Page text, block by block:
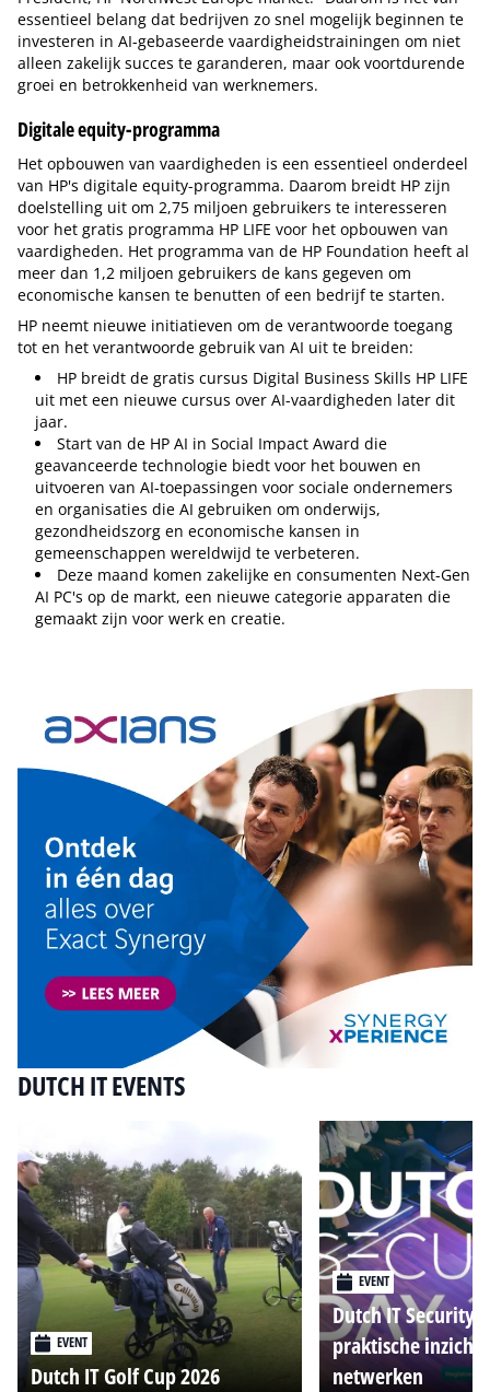
essentieel belang dat bedrijven zo snel mogelijk beginnen te
investeren in AI-gebaseerde vaardigheidstrainingen om niet
alleen zakelijk succes te garanderen, maar ook voortdurende
groei en betrokkenheid van werknemers.
Digitale equity-programma
Het opbouwen van vaardigheden is een essentieel onderdeel
van HP's digitale equity-programma. Daarom breidt HP zijn
doelstelling uit om 2,75 miljoen gebruikers te interesseren
voor het gratis programma HP LIFE voor het opbouwen van
vaardigheden. Het programma van de HP Foundation heeft al
meer dan 1,2 miljoen gebruikers de kans gegeven om
economische kansen te benutten of een bedrijf te starten.
HP neemt nieuwe initiatieven om de verantwoorde toegang
tot en het verantwoorde gebruik van AI uit te breiden:
HP breidt de gratis cursus Digital Business Skills HP LIFE
uit met een nieuwe cursus over AI-vaardigheden later dit
jaar.
Start van de HP AI in Social Impact Award die
geavanceerde technologie biedt voor het bouwen en
uitvoeren van AI-toepassingen voor sociale ondernemers
en organisaties die AI gebruiken om onderwijs,
gezondheidszorg en economische kansen in
gemeenschappen wereldwijd te verbeteren.
Deze maand komen zakelijke en consumenten Next-Gen
AI PC's op de markt, een nieuwe categorie apparaten die
gemaakt zijn voor werk en creatie.
DUTCH IT EVENTS
EVENT
Dutch IT Golf Cup 2026
EVENT
Dutch IT Security
praktische
netwerken